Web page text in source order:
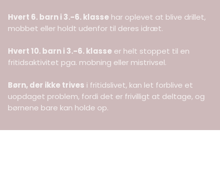
Hvert 6. barn i 3.-6. klasse har oplevet at blive drillet,
mobbet eller holdt udenfor til deres idræt.
Hvert 10. barn i 3.-6. klasse er helt stoppet til en
fritidsaktivitet pga. mobning eller mistrivsel.
Børn, der ikke trives i fritidslivet, kan let forblive et
uopdaget problem, fordi det er frivilligt at deltage, og
børnene bare kan holde op.